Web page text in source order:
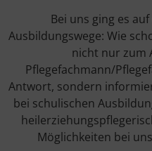
Bei uns ging es
Ausbildungswege: Wie
nicht nur zum
Pflegefachmann/
Antwort, sondern
bei schulischen
Möglichkeiten bei